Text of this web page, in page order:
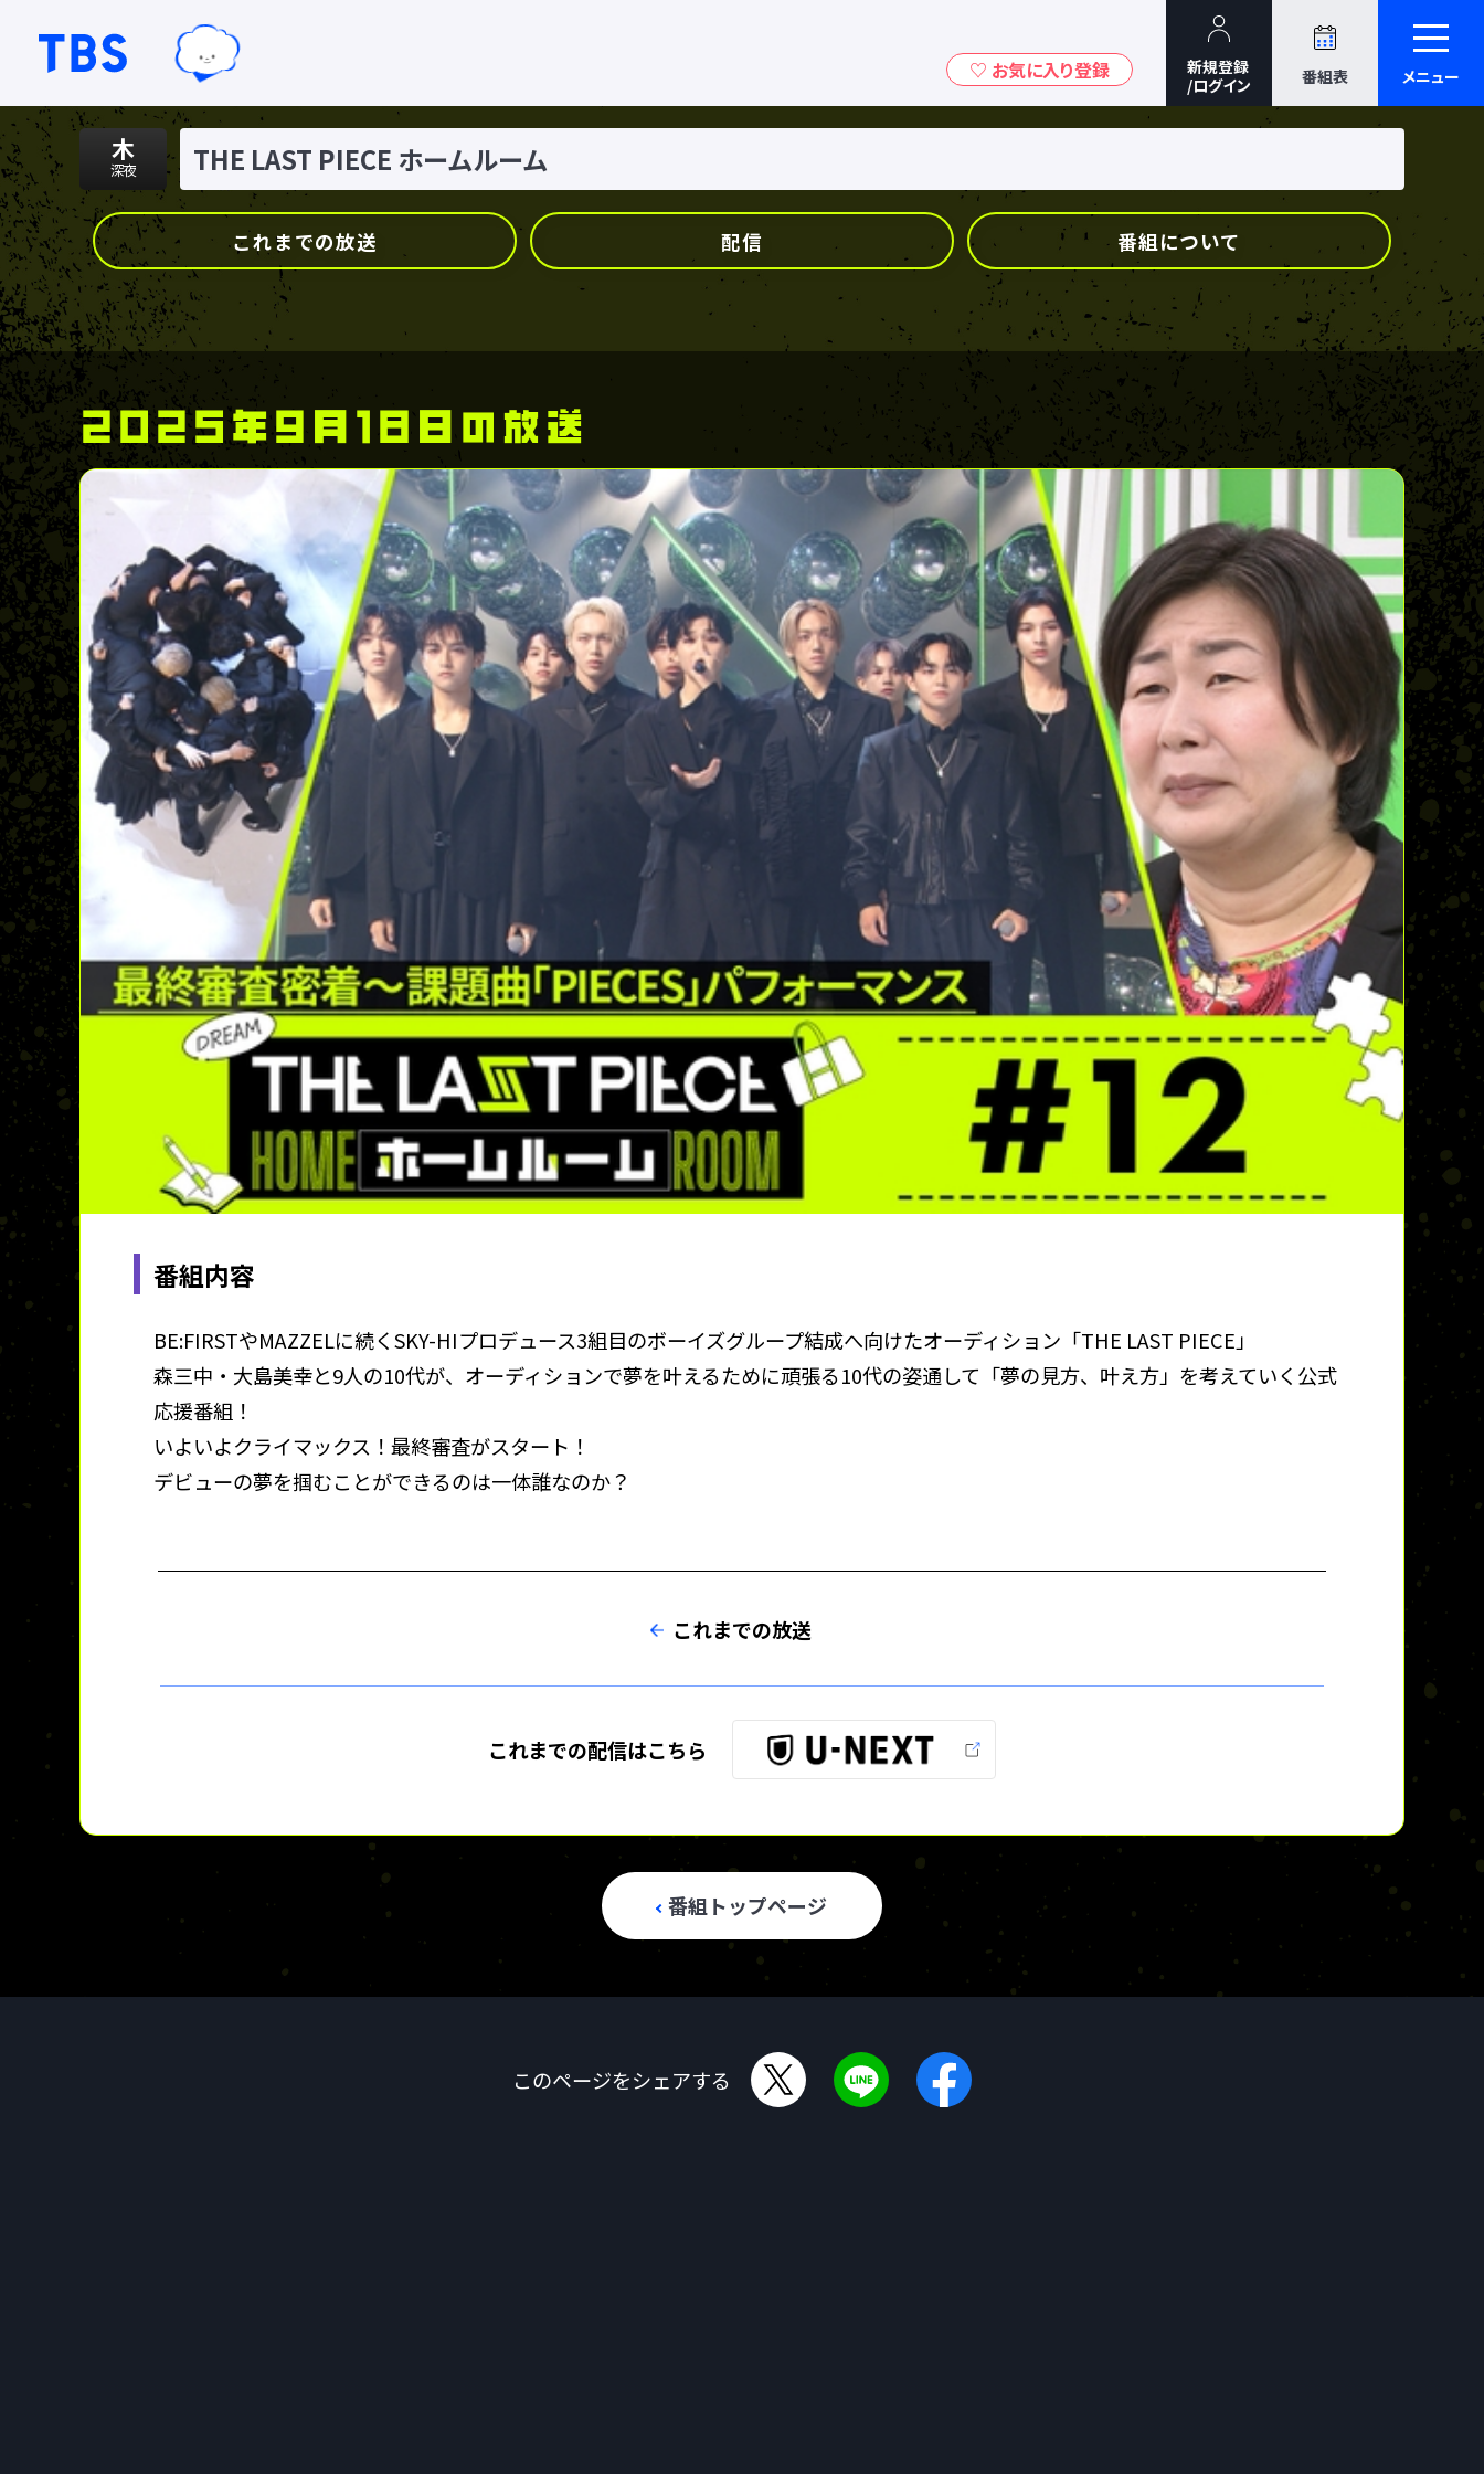
TBSテレビ｜ときめくときを。
番組表 メニュー
木
深夜 THE LAST PIECE ホームルーム
これまでの放送 配信 番組について
2025年9月18日の放送
番組内容
BE:FIRSTやMAZZELに続くSKY-HIプロデュース3組目のボーイズグループ結成へ向けたオーディション「THE LAST PIECE」
森三中・大島美幸と9人の10代が、オーディションで夢を叶えるために頑張る10代の姿通して「夢の見方、叶え方」を考えていく公式
応援番組！
いよいよクライマックス！最終審査がスタート！
デビューの夢を掴むことができるのは一体誰なのか？
これまでの放送
これまでの配信はこちら
番組トップページ
このページをシェアする